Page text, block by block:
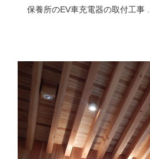
保養所のEV車充電器の取付工事 ...